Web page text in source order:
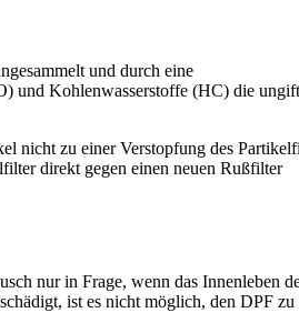
und durch eine
und Kohlenwasserstoffe (HC) die
nicht zu einer Verstopfung des
direkt gegen einen neuen Rußfilter
nur in Frage, wenn das Innenleben
ist es nicht möglich, den DPF zu